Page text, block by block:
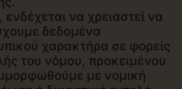
ενδέχεται να χρειαστεί να
δεδομένα
χαρακτήρα σε φορείς
του νόμου, προκειμένου
με νομική